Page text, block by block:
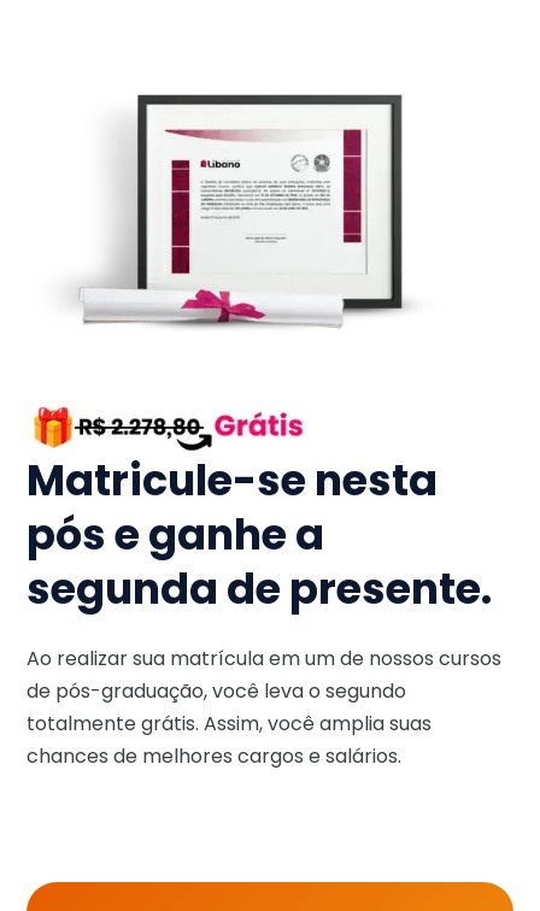
Matricule-se nesta
pós e ganhe a
segunda de presente.
Ao realizar sua matrícula em um de nossos cursos
de pós-graduação, você leva o segundo
totalmente grátis. Assim, você amplia suas
chances de melhores cargos e salários.